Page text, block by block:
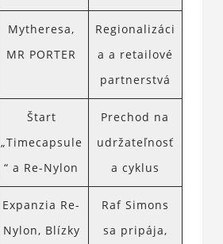
Mytheresa,
MR PORTER
Regionalizáci
a a retailové
partnerstvá
Štart
„Timecapsule
“ a Re-Nylon
Prechod na
udržateľnosť
a cyklus
Expanzia Re-
Nylon, Blízky
Raf Simons
sa pripája,